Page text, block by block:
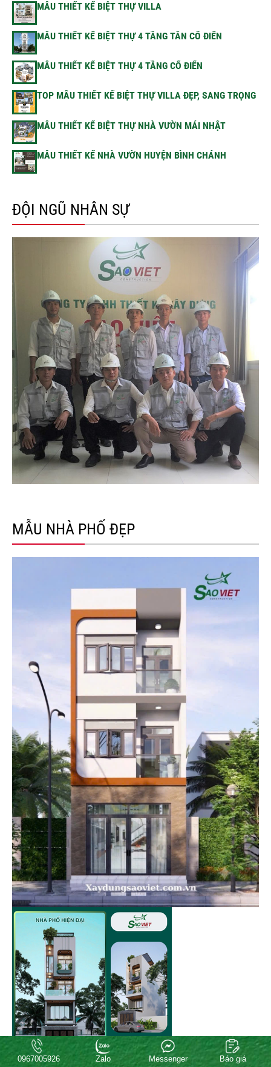
MẪU THIẾT KẾ BIỆT THỰ VILLA
MẪU THIẾT KẾ BIỆT THỰ 4 TẦNG TÂN CỔ ĐIỂN
MẪU THIẾT KẾ BIỆT THỰ 4 TẦNG CỔ ĐIỂN
TOP MẪU THIẾT KẾ BIỆT THỰ VILLA ĐẸP, SANG TRỌNG
MẪU THIẾT KẾ BIỆT THỰ NHÀ VƯỜN MÁI NHẬT
MẪU THIẾT KẾ NHÀ VƯỜN HUYỆN BÌNH CHÁNH
ĐỘI NGŨ NHÂN SỰ
MẪU NHÀ PHỐ ĐẸP
0967005926 Zalo Messenger Báo giá